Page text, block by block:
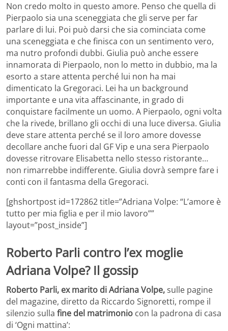
Non credo molto in questo amore. Penso che quella di
Pierpaolo sia una sceneggiata che gli serve per far
parlare di lui. Poi può darsi che sia cominciata come
una sceneggiata e che finisca con un sentimento vero,
ma nutro profondi dubbi. Giulia può anche essere
innamorata di Pierpaolo, non lo metto in dubbio, ma la
esorto a stare attenta perché lui non ha mai
dimenticato la Gregoraci. Lei ha un background
importante e una vita affascinante, in grado di
conquistare facilmente un uomo. A Pierpaolo, ogni volta
che la rivede, brillano gli occhi di una luce diversa. Giulia
deve stare attenta perché se il loro amore dovesse
decollare anche fuori dal GF Vip e una sera Pierpaolo
dovesse ritrovare Elisabetta nello stesso ristorante…
non rimarrebbe indifferente. Giulia dovrà sempre fare i
conti con il fantasma della Gregoraci.
[ghshortpost id=172862 title=”Adriana Volpe: “L’amore è
tutto per mia figlia e per il mio lavoro””
layout=”post_inside”]
Roberto Parli contro l’ex moglie
Adriana Volpe? Il gossip
Roberto Parli, ex marito di Adriana Volpe,sulle pagine
del magazine, diretto da Riccardo Signoretti, rompe il
silenzio sulla fine del matrimonio con la padrona di casa
di ‘Ogni mattina’: